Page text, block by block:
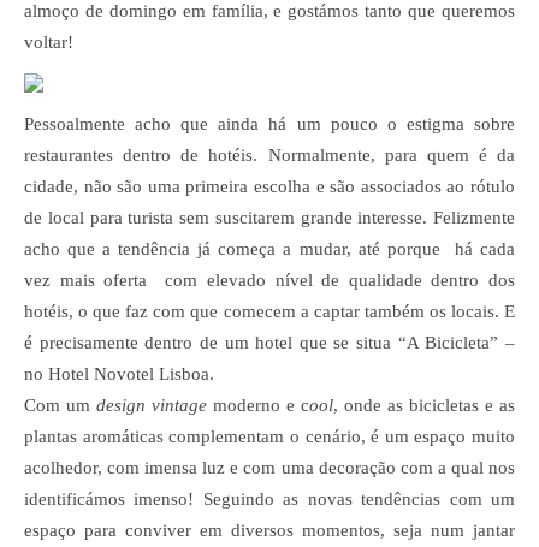
almoço de domingo em família, e gostámos tanto que queremos
voltar!
Pessoalmente acho que ainda há um pouco o estigma sobre
restaurantes dentro de hotéis. Normalmente, para quem é da
cidade, não são uma primeira escolha e são associados ao rótulo
de local para turista sem suscitarem grande interesse. Felizmente
acho que a tendência já começa a mudar, até porque há cada
vez mais oferta com elevado nível de qualidade dentro dos
hotéis, o que faz com que comecem a captar também os locais. E
é precisamente dentro de um hotel que se situa “A Bicicleta” –
no Hotel Novotel Lisboa.
Com um design vintage moderno e cool, onde as bicicletas e as
plantas aromáticas complementam o cenário, é um espaço muito
acolhedor, com imensa luz e com uma decoração com a qual nos
identificámos imenso! Seguindo as novas tendências com um
espaço para conviver em diversos momentos, seja num jantar